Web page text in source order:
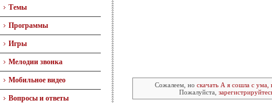
Темы
Программы
Игры
Мелодии звонка
Мобильное видео
Вопросы и ответы
Сожалеем, но скачать А я сошла с ума,
Пожалуйста,